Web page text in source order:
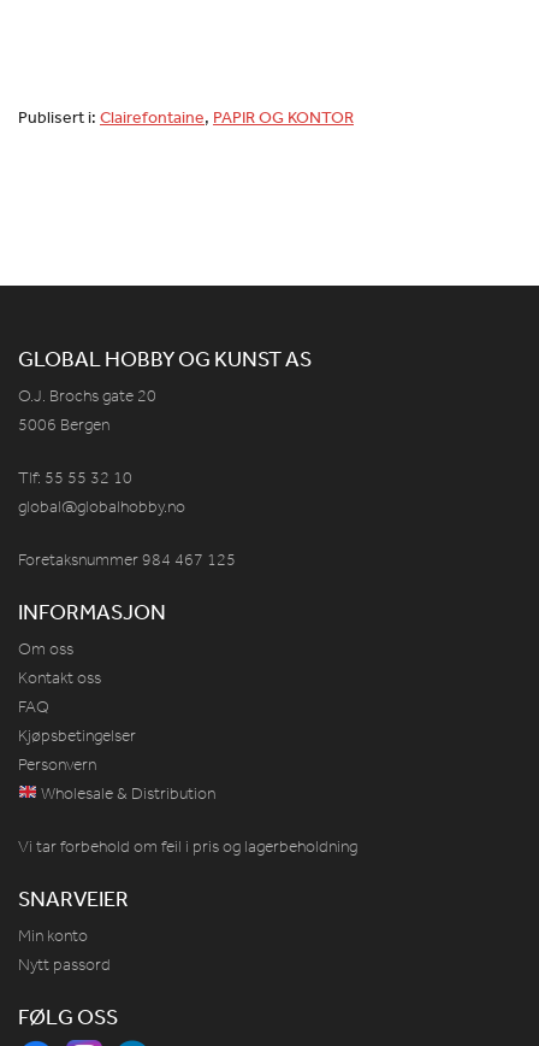
Publisert i: Clairefontaine, PAPIR OG KONTOR
GLOBAL HOBBY OG KUNST AS
O.J. Brochs gate 20
5006 Bergen
Tlf: 55 55 32 10
global@globalhobby.no
Foretaksnummer 984 467 125
INFORMASJON
Om oss
Kontakt oss
FAQ
Kjøpsbetingelser
Personvern
Wholesale & Distribution
Vi tar forbehold om feil i pris og lagerbeholdning
SNARVEIER
Min konto
Nytt passord
FØLG OSS